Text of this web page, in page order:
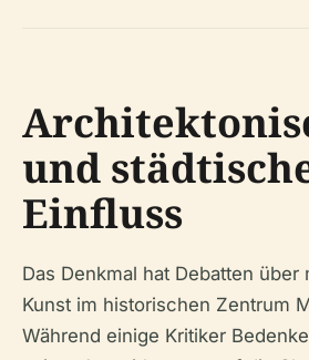
und
Einfluss
Das Denkmal hat Debatten über
Kunst im historischen Zentrum
Während einige Kritiker